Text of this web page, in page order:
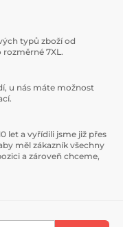
typů zboží od
7XL.
u nás máte možnost
let a vyřídili jsme již přes
měl zákazník všechny
a zároveň chceme,